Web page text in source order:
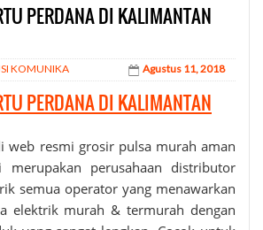
PERDANA DI KALIMANTAN
KOMUNIKA Agustus 11, 2018
PERDANA DI KALIMANTAN
web resmi grosir pulsa murah aman
merupakan perusahaan distributor
semua operator yang menawarkan
elektrik murah & termurah dengan